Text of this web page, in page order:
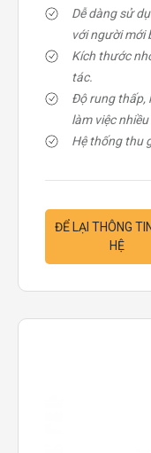
Dễ dàng sử
với người mới
Kích thước
tác.
Độ rung thấp,
làm việc nhiều
Hệ thống thu
ĐỂ LẠI THÔNG
HỆ